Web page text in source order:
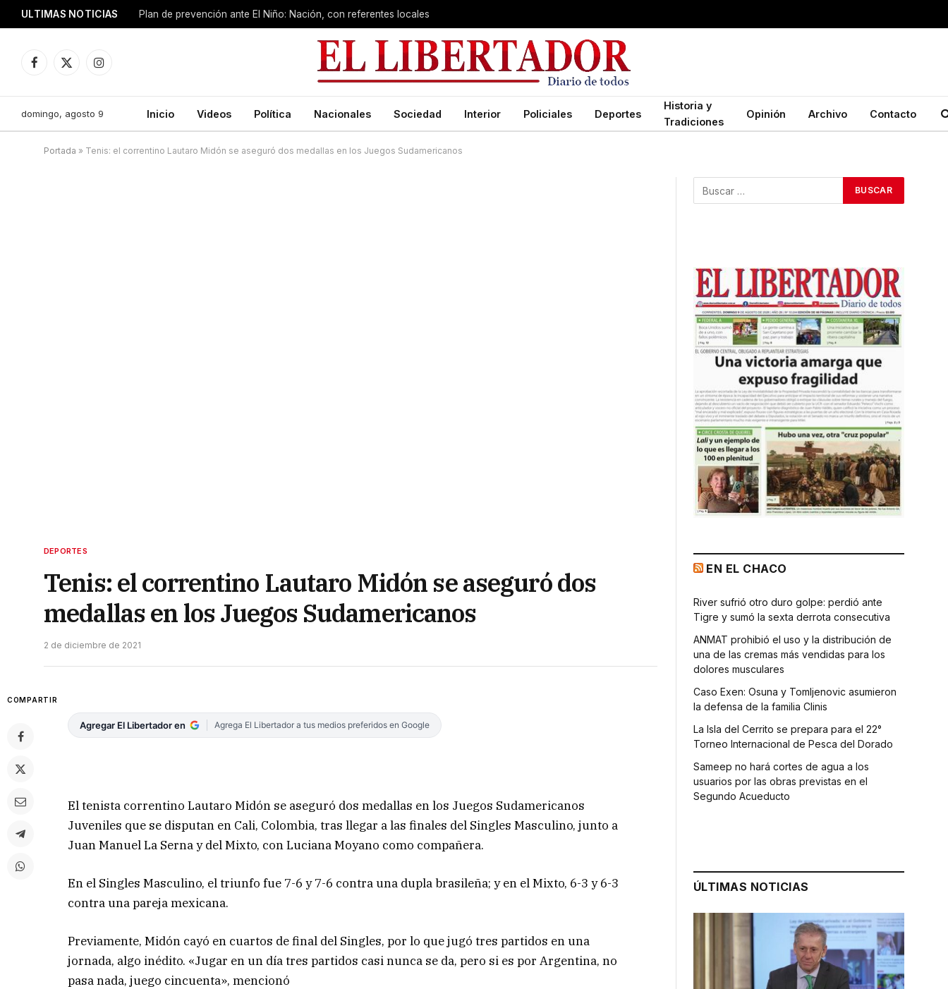
ULTIMAS NOTICIAS Plan de prevención ante El Niño: Nación, con referentes locales
Facebook
X
Instagram
domingo, agosto 9 Inicio Videos Política Nacionales Sociedad Interior Policiales Deportes
Historia y
Tradiciones
Opinión Archivo Contacto
Portada » Tenis: el correntino Lautaro Midón se aseguró dos medallas en los Juegos Sudamericanos
DEPORTES
Tenis: el correntino Lautaro Midón se aseguró dos
medallas en los Juegos Sudamericanos
2 de diciembre de 2021
COMPARTIR
Agregar El Libertador en Agrega El Libertador a tus medios preferidos en Google
El tenista correntino Lautaro Midón se aseguró dos medallas en los Juegos Sudamericanos
Juveniles que se disputan en Cali, Colombia, tras llegar a las finales del Singles Masculino, junto a
Juan Manuel La Serna y del Mixto, con Luciana Moyano como compañera.
En el Singles Masculino, el triunfo fue 7-6 y 7-6 contra una dupla brasileña; y en el Mixto, 6-3 y 6-3
contra una pareja mexicana.
Previamente, Midón cayó en cuartos de final del Singles, por lo que jugó tres partidos en una
jornada, algo inédito. «Jugar en un día tres partidos casi nunca se da, pero si es por Argentina, no
pasa nada, juego cincuenta», mencionó
EN EL CHACO
River sufrió otro duro golpe: perdió ante
Tigre y sumó la sexta derrota consecutiva
ANMAT prohibió el uso y la distribución de
una de las cremas más vendidas para los
dolores musculares
Caso Exen: Osuna y Tomljenovic asumieron
la defensa de la familia Clinis
La Isla del Cerrito se prepara para el 22°
Torneo Internacional de Pesca del Dorado
Sameep no hará cortes de agua a los
usuarios por las obras previstas en el
Segundo Acueducto
ÚLTIMAS NOTICIAS